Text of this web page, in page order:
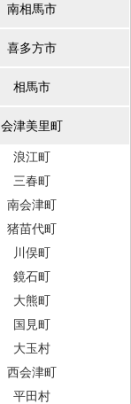
南相馬市
喜多方市
相馬市
会津美里町
浪江町
三春町
南会津町
猪苗代町
川俣町
鏡石町
大熊町
国見町
大玉村
西会津町
平田村